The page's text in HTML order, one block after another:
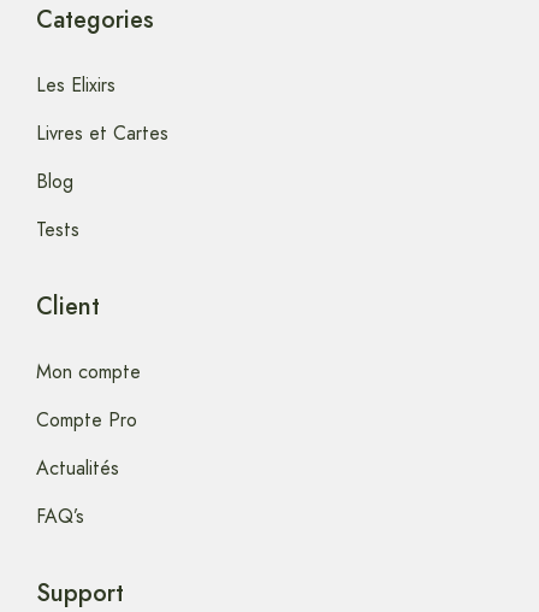
Categories
Les Elixirs
Livres et Cartes
Blog
Tests
Client
Mon compte
Compte Pro
Actualités
FAQ’s
Support